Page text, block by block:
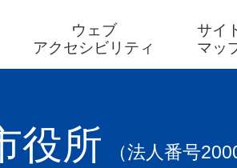
ウェブ
アクセシビリティ
サイ
マッ
役所 （法人番号